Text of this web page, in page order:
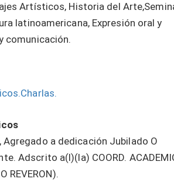
Artísticos, Historia del
latinoamericana, Expresión oral y
comunicación.
Agregado a dedicación Jubilado O
Adscrito a(l)(la) COORD.
REVERON).